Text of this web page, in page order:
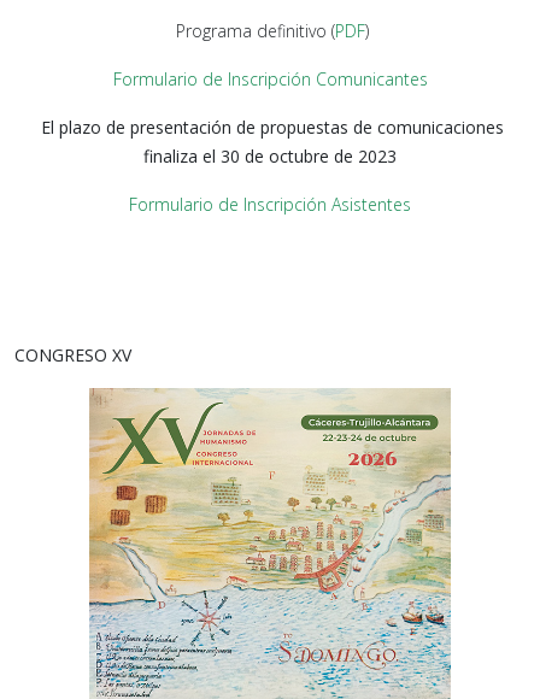
Programa definitivo (PDF)
Formulario de Inscripción Comunicantes
El plazo de presentación de propuestas de comunicaciones
finaliza el 30 de octubre de 2023
Formulario de Inscripción Asistentes
CONGRESO XV